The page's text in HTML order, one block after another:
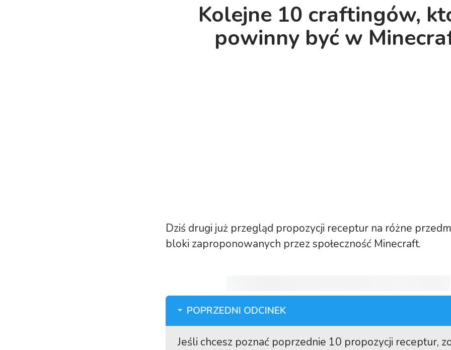
Kolejne 10 craftingów,
powinny być w
Dziś drugi już przegląd propozycji receptur na różne
bloki zaproponowanych przez społeczność Minecraft.
POPRZEDNI ODCINEK
Jeśli chcesz poznać poprzednie 10 propozycji receptur,